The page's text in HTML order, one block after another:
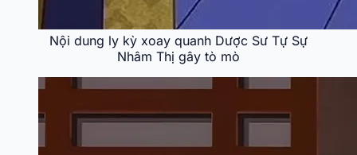
Nội dung ly kỳ xoay quanh Dược Sư Tự Sự
Nhâm Thị gây tò mò